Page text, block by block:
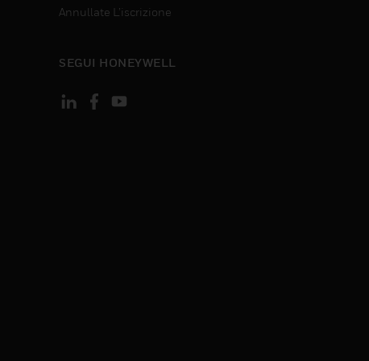
Annullate L’iscrizione
SEGUI HONEYWELL